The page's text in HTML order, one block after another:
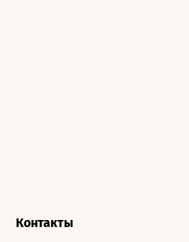
Контакты